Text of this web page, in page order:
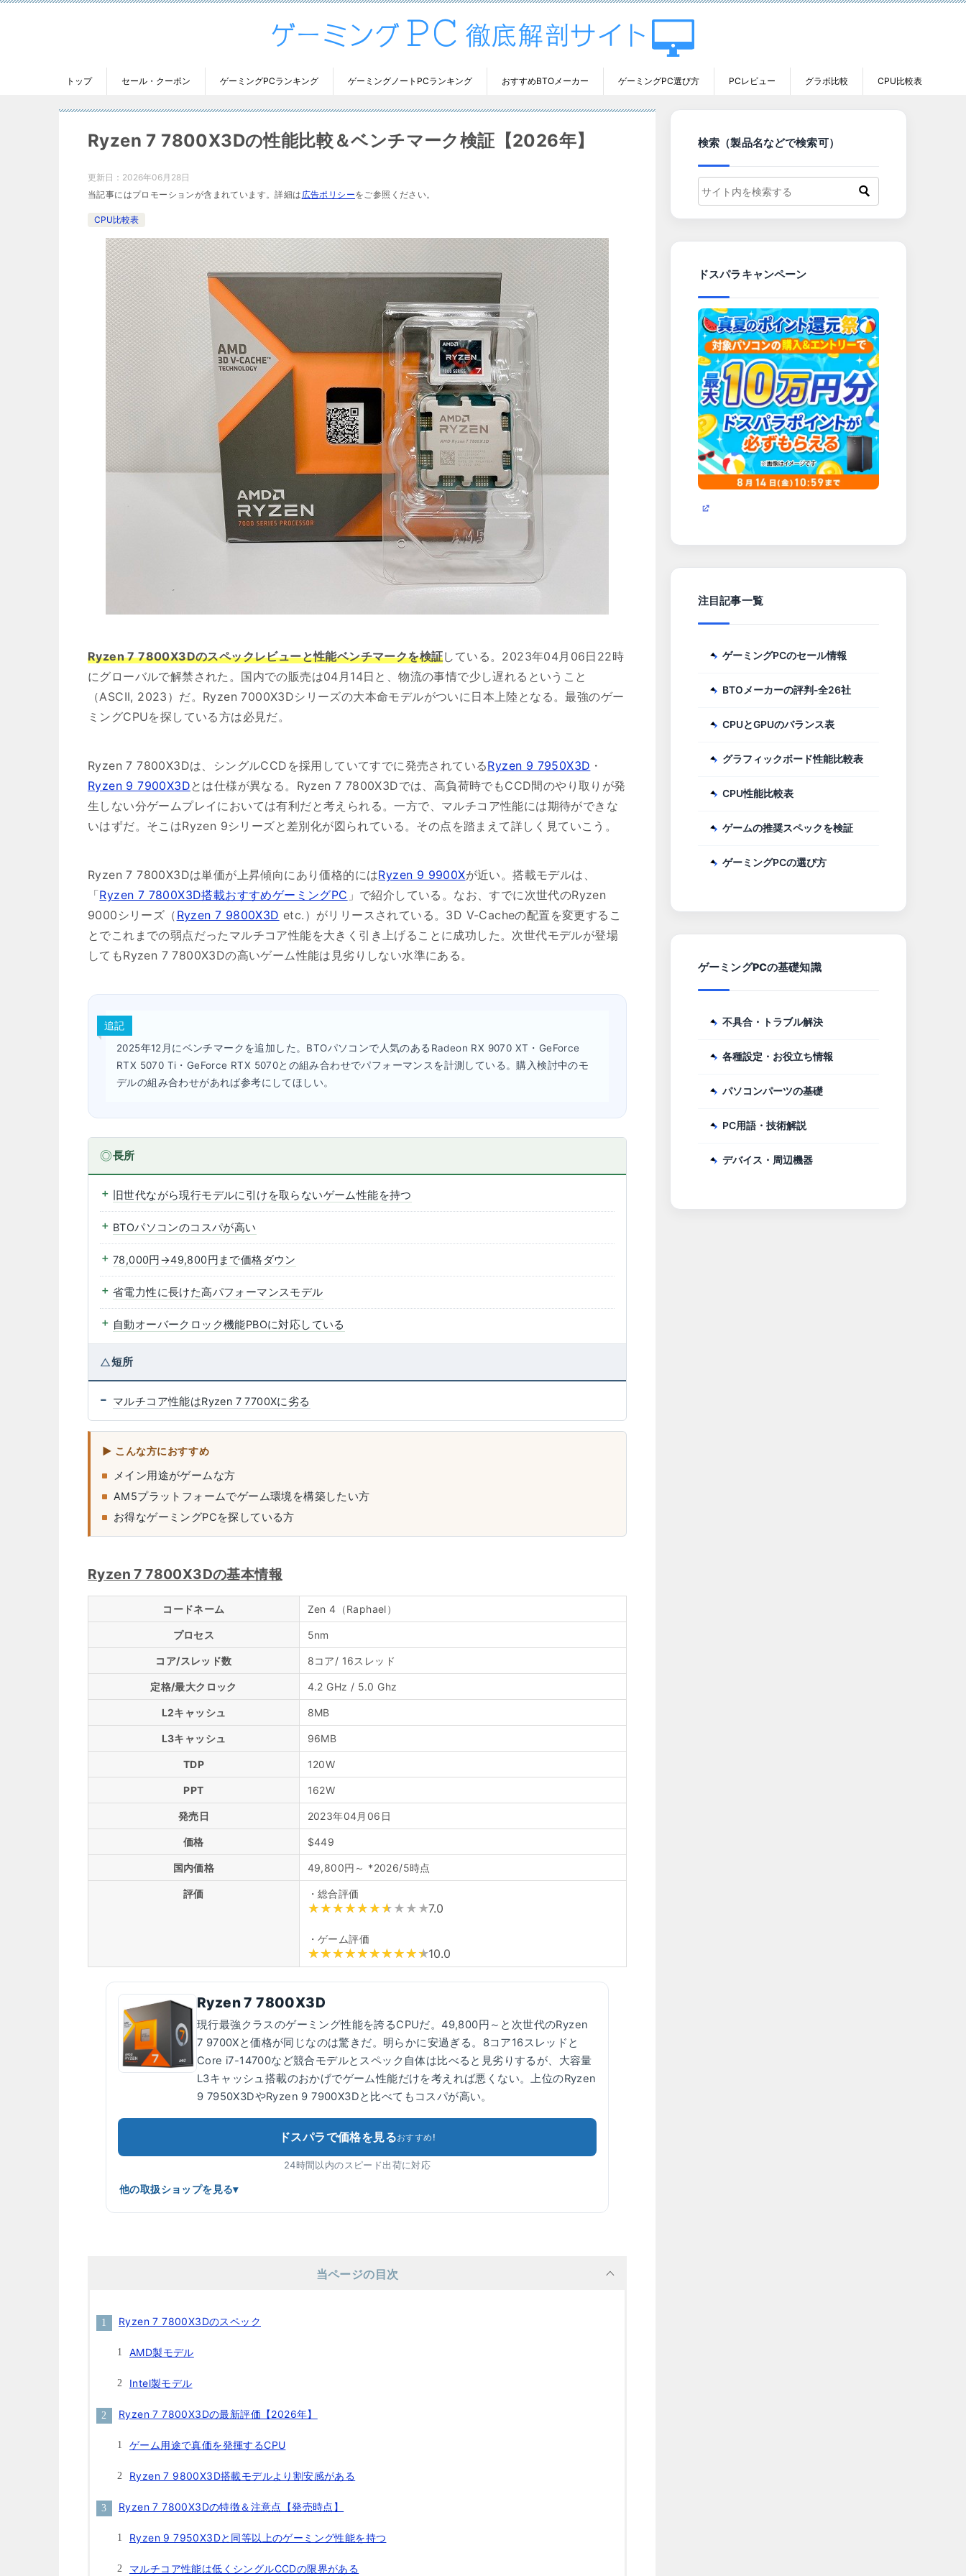
トップ セール・クーポン ゲーミングPCランキング ゲーミングノートPCランキング おすすめBTOメーカー ゲーミングPC選び方 PCレビュー グラボ比較 CPU比較表
Ryzen 7 7800X3Dの性能比較＆ベンチマーク検証【2026年】
更新日： 2026年06月28日
当記事にはプロモーションが含まれています。詳細は 広告ポリシーをご参照ください。
CPU比較表
Ryzen 7 7800X3Dのスペックレビューと性能ベンチマークを検証している。2023年04月06日22時
にグローバルで解禁された。国内での販売は04月14日と、物流の事情で少し遅れるということ
（ASCII, 2023）だ。Ryzen 7000X3Dシリーズの大本命モデルがついに日本上陸となる。最強のゲー
ミングCPUを探している方は必見だ。
Ryzen 7 7800X3Dは、シングルCCDを採用していてすでに発売されているRyzen 9 7950X3D ・
Ryzen 9 7900X3Dとは仕様が異なる。Ryzen 7 7800X3Dでは、高負荷時でもCCD間のやり取りが発
生しない分ゲームプレイにおいては有利だと考えられる。一方で、マルチコア性能には期待ができな
いはずだ。そこはRyzen 9シリーズと差別化が図られている。その点を踏まえて詳しく見ていこう。
Ryzen 7 7800X3Dは単価が上昇傾向にあり価格的にはRyzen 9 9900Xが近い。搭載モデルは、
「Ryzen 7 7800X3D搭載おすすめゲーミングPC 」で紹介している。なお、すでに次世代のRyzen
9000シリーズ（ Ryzen 7 9800X3D etc.）がリリースされている。3D V-Cacheの配置を変更するこ
とでこれまでの弱点だったマルチコア性能を大きく引き上げることに成功した。次世代モデルが登場
してもRyzen 7 7800X3Dの高いゲーム性能は見劣りしない水準にある。
追記
2025年12月にベンチマークを追加した。BTOパソコンで人気のあるRadeon RX 9070 XT・GeForce
RTX 5070 Ti・GeForce RTX 5070との組み合わせでパフォーマンスを計測している。購入検討中のモ
デルの組み合わせがあれば参考にしてほしい。
長所
旧世代ながら現行モデルに引けを取らないゲーム性能を持つ
BTOパソコンのコスパが高い
78,000円→49,800円まで価格ダウン
省電力性に長けた高パフォーマンスモデル
自動オーバークロック機能PBOに対応している
短所
マルチコア性能はRyzen 7 7700Xに劣る
こんな方におすすめ
メイン用途がゲームな方
AM5プラットフォームでゲーム環境を構築したい方
お得なゲーミングPCを探している方
Ryzen 7 7800X3Dの基本情報
コードネーム Zen 4（Raphael）
プロセス 5nm
コア/スレッド数 8コア/ 16スレッド
定格/最大クロック 4.2 GHz / 5.0 Ghz
L2キャッシュ 8MB
L3キャッシュ 96MB
TDP 120W
PPT 162W
発売日 2023年04月06日
価格 $449
国内価格 49,800円～ *2026/5時点
評価 ・総合評価
7.0
・ゲーム評価
10.0
Ryzen 7 7800X3D
現行最強クラスのゲーミング性能を誇るCPUだ。49,800円～と次世代のRyzen
7 9700Xと価格が同じなのは驚きだ。明らかに安過ぎる。8コア16スレッドと
Core i7-14700など競合モデルとスペック自体は比べると見劣りするが、大容量
L3キャッシュ搭載のおかげでゲーム性能だけを考えれば悪くない。上位のRyzen
9 7950X3DやRyzen 9 7900X3Dと比べてもコスパが高い。
ドスパラで価格を見るおすすめ!
24時間以内のスピード出荷に対応
他の取扱ショップを見る▾
当ページの目次
Ryzen 7 7800X3Dのスペック
AMD製モデル
Intel製モデル
Ryzen 7 7800X3Dの最新評価【2026年】
ゲーム用途で真価を発揮するCPU
Ryzen 7 9800X3D搭載モデルより割安感がある
Ryzen 7 7800X3Dの特徴＆注意点【発売時点】
Ryzen 9 7950X3Dと同等以上のゲーミング性能を持つ
マルチコア性能は低くシングルCCDの限界がある
検索（製品名などで検索可）
ドスパラキャンペーン
注目記事一覧
ゲーミングPCのセール情報
BTOメーカーの評判-全26社
CPUとGPUのバランス表
グラフィックボード性能比較表
CPU性能比較表
ゲームの推奨スペックを検証
ゲーミングPCの選び方
ゲーミングPCの基礎知識
不具合・トラブル解決
各種設定・お役立ち情報
パソコンパーツの基礎
PC用語・技術解説
デバイス・周辺機器